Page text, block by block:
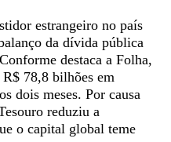
estrangeiro no país
da dívida pública
destaca a Folha,
R$ 78,8 bilhões em
dois meses. Por causa
reduziu a
o capital global teme